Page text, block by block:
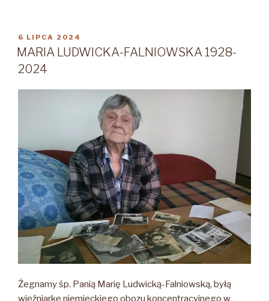
OPUBLIKOWANE
W
6 LIPCA 2024
MARIA LUDWICKA-FALNIOWSKA 1928-
2024
Żegnamy śp. Panią Marię Ludwicką-Falniowską, byłą
więźniarkę niemieckiego obozu koncentracyjnego w